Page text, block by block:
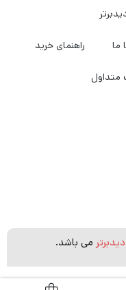
ما راهنمای خرید
متداول
دیدبرتر می باشد.